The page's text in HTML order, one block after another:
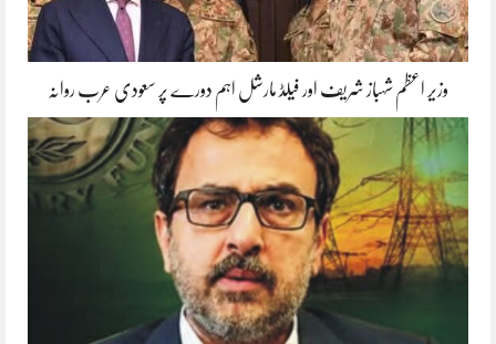
وزیر اعظم شہباز شریف اور فیلڈ مارشل اہم دورے پر سعودی عرب روانہ